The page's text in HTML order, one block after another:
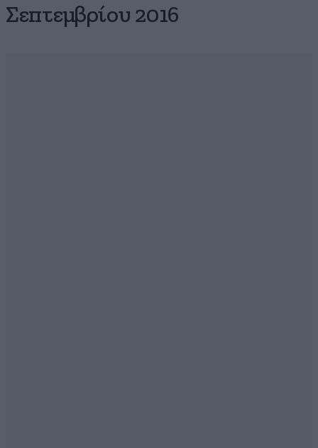
Σεπτεμβρίου 2016